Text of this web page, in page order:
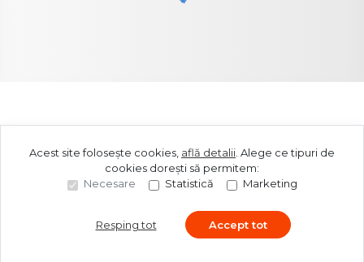
Acest site folosește cookies, află detalii Alege ce tipuri de
cookies dorești să permitem:
Necesare
Statistică Marketing
Resping tot Accept tot